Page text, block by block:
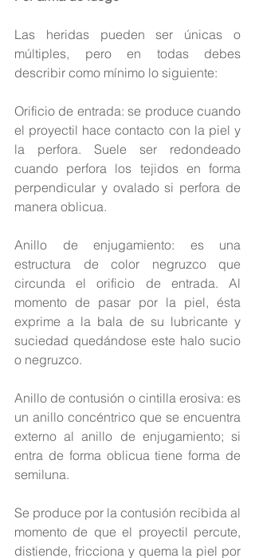
Las heridas pueden ser únicas o
múltiples, pero en todas debes
describir como mínimo lo siguiente:
Orificio de entrada: se produce cuando
el proyectil hace contacto con la piel y
la perfora. Suele ser redondeado
cuando perfora los tejidos en forma
perpendicular y ovalado si perfora de
manera oblicua.
Anillo de enjugamiento: es una
estructura de color negruzco que
circunda el orificio de entrada. Al
momento de pasar por la piel, ésta
exprime a la bala de su lubricante y
suciedad quedándose este halo sucio
o negruzco.
Anillo de contusión o cintilla erosiva: es
un anillo concéntrico que se encuentra
externo al anillo de enjugamiento; si
entra de forma oblicua tiene forma de
semiluna.
Se produce por la contusión recibida al
momento de que el proyectil percute,
distiende, fricciona y quema la piel por